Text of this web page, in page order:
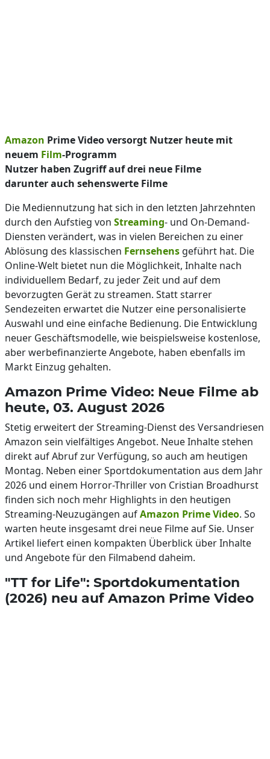
Amazon Prime Video versorgt Nutzer heute mit
neuem Film-Programm
Nutzer haben Zugriff auf drei neue Filme
darunter auch sehenswerte Filme
Die Mediennutzung hat sich in den letzten Jahrzehnten
durch den Aufstieg von Streaming- und On-Demand-
Diensten verändert, was in vielen Bereichen zu einer
Ablösung des klassischen Fernsehens geführt hat. Die
Online-Welt bietet nun die Möglichkeit, Inhalte nach
individuellem Bedarf, zu jeder Zeit und auf dem
bevorzugten Gerät zu streamen. Statt starrer
Sendezeiten erwartet die Nutzer eine personalisierte
Auswahl und eine einfache Bedienung. Die Entwicklung
neuer Geschäftsmodelle, wie beispielsweise kostenlose,
aber werbefinanzierte Angebote, haben ebenfalls im
Markt Einzug gehalten.
Amazon Prime Video: Neue Filme ab
heute, 03. August 2026
Stetig erweitert der Streaming-Dienst des Versandriesen
Amazon sein vielfältiges Angebot. Neue Inhalte stehen
direkt auf Abruf zur Verfügung, so auch am heutigen
Montag. Neben einer Sportdokumentation aus dem Jahr
2026 und einem Horror-Thriller von Cristian Broadhurst
finden sich noch mehr Highlights in den heutigen
Streaming-Neuzugängen aufAmazon Prime Video. So
warten heute insgesamt drei neue Filme auf Sie. Unser
Artikel liefert einen kompakten Überblick über Inhalte
und Angebote für den Filmabend daheim.
"TT for Life": Sportdokumentation
(2026) neu auf Amazon Prime Video